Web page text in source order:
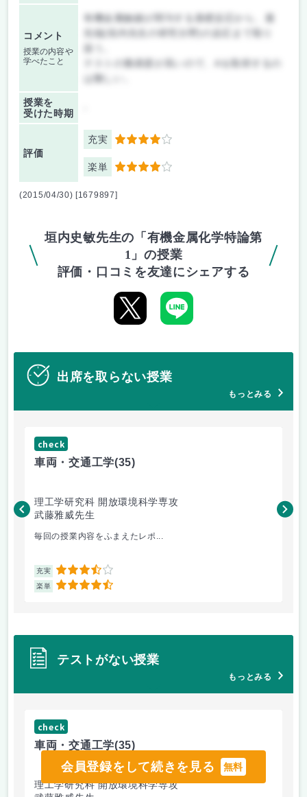
会員登録をして続きを見る 無料
コメント
授業の内容や
学べたこと
有機金属触媒が関与する基礎反応から、最
先端(垣内先生の研究分野)の反応まで取り
授業を
受けた時期
評価
充実 4
楽単 4
(2015/04/30) [1679897]
垣内史敏先生の「有機金属化学特論第
1」の授業
評価・口コミを友達にシェアする
出席を取らない授業
もっとみる
check
車両・交通工学(35)
理工学研究科 開放環境科学専攻
武藤雅威先生
毎回の授業内容をふまえたレポ...
充実 3.5
楽単 4.5
高
テストがない授業
もっとみる
check
車両・交通工学(35)
理工学研究科 開放環境科学専攻